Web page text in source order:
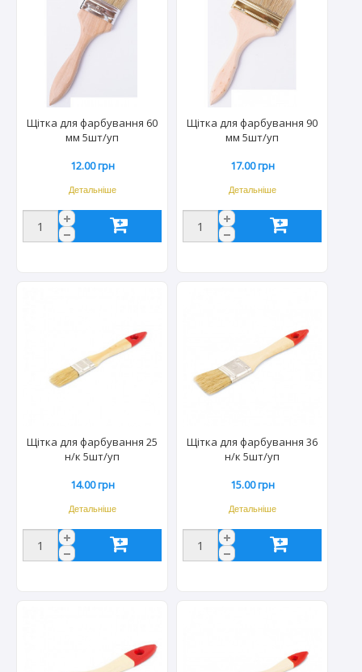
Щітка для фарбування 60
мм 5шт/уп
12.00 грн
Детальніше
Щітка для фарбування 90
мм 5шт/уп
17.00 грн
Детальніше
Щітка для фарбування 25
н/к 5шт/уп
14.00 грн
Детальніше
Щітка для фарбування 36
н/к 5шт/уп
15.00 грн
Детальніше